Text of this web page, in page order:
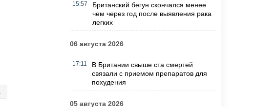
15:57
Британский бегун скончался менее
чем через год после выявления рака
легких
06 августа 2026
17:11
В Британии свыше ста смертей
связали с приемом препаратов для
похудения
05 августа 2026